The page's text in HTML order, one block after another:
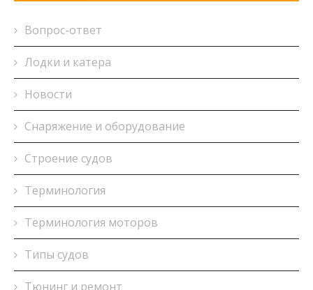
Вопрос-ответ
Лодки и катера
Новости
Снаряжение и оборудование
Строение судов
Терминология
Терминология моторов
Типы судов
Тюнинг и ремонт